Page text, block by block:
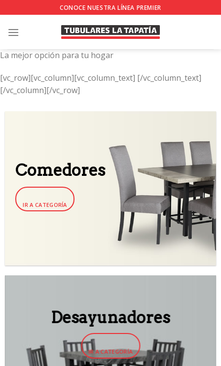
to
content
CONOCE NUESTRA LÍNEA PREMIER
La mejor opción para tu hogar
[vc_row][vc_column][vc_column_text] [/vc_column_text]
[/vc_column][/vc_row]
Comedores
IR A CATEGORÍA
Desayunadores
IR A CATEGORÍA